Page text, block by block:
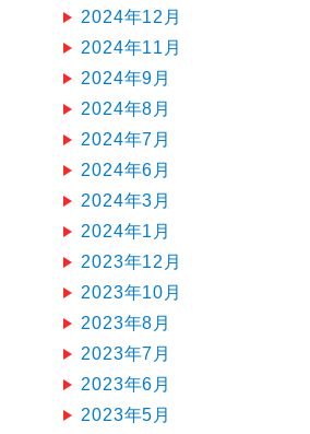
2024年12月
2024年11月
2024年9月
2024年8月
2024年7月
2024年6月
2024年3月
2024年1月
2023年12月
2023年10月
2023年8月
2023年7月
2023年6月
2023年5月